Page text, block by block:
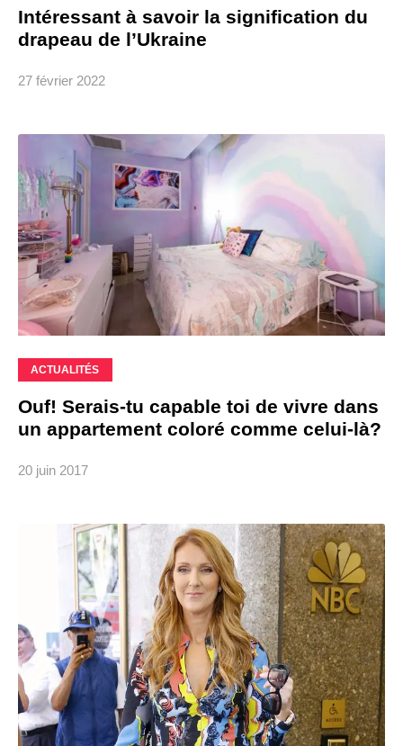
Intéressant à savoir la signification du
drapeau de l’Ukraine
27 février 2022
ACTUALITÉS
Ouf! Serais-tu capable toi de vivre dans
un appartement coloré comme celui-là?
20 juin 2017